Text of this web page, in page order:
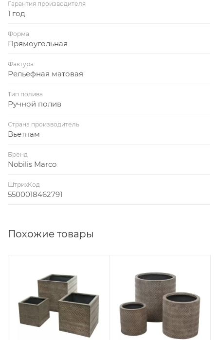
Гарантия производителя
1 год
Форма
Прямоугольная
Фактура
Рельефная матовая
Тип полива
Ручной полив
Страна производитель
Вьетнам
Бренд
Nobilis Marco
ШтрихКод
5500018462791
Похожие товары